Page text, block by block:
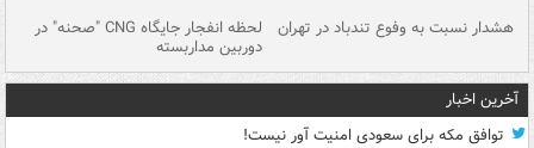
هشدار نسبت به وفوع تندباد در تهران لحظه انفجار جایگاه CNG "صحنه" در
دوربین مداربسته
آخرین اخبار
توافق مکه برای سعودی امنیت آور نیست!